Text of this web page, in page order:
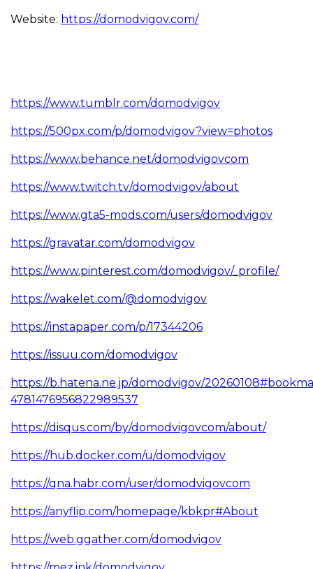
Website: https://domodvigov.com/
https://www.tumblr.com/domodvigov
https://500px.com/p/domodvigov?view=photos
https://www.behance.net/domodvigovcom
https://www.twitch.tv/domodvigov/about
https://www.gta5-mods.com/users/domodvigov
https://gravatar.com/domodvigov
https://www.pinterest.com/domodvigov/_profile/
https://wakelet.com/@domodvigov
https://instapaper.com/p/17344206
https://issuu.com/domodvigov
https://b.hatena.ne.jp/domodvigov/
4781476956822989537
https://disqus.com/by/domodvigovcom/about/
https://hub.docker.com/u/domodvigov
https://qna.habr.com/user/domodvigovcom
https://anyflip.com/homepage/kbkpr#About
https://web.ggather.com/domodvigov